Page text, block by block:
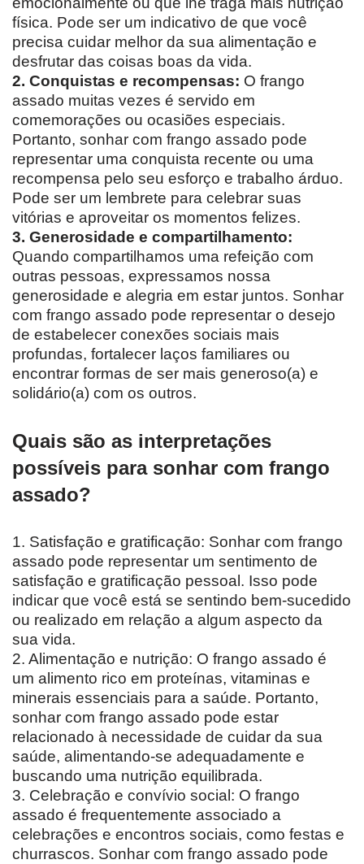
física. Pode ser um indicativo de que você
precisa cuidar melhor da sua alimentação e
desfrutar das coisas boas da vida.
2. Conquistas e recompensas: O frango
assado muitas vezes é servido em
comemorações ou ocasiões especiais.
Portanto, sonhar com frango assado pode
representar uma conquista recente ou uma
recompensa pelo seu esforço e trabalho árduo.
Pode ser um lembrete para celebrar suas
vitórias e aproveitar os momentos felizes.
3. Generosidade e compartilhamento:
Quando compartilhamos uma refeição com
outras pessoas, expressamos nossa
generosidade e alegria em estar juntos. Sonhar
com frango assado pode representar o desejo
de estabelecer conexões sociais mais
profundas, fortalecer laços familiares ou
encontrar formas de ser mais generoso(a) e
solidário(a) com os outros.
Quais são as interpretações
possíveis para sonhar com frango
assado?
1. Satisfação e gratificação: Sonhar com frango
assado pode representar um sentimento de
satisfação e gratificação pessoal. Isso pode
indicar que você está se sentindo bem-sucedido
ou realizado em relação a algum aspecto da
sua vida.
2. Alimentação e nutrição: O frango assado é
um alimento rico em proteínas, vitaminas e
minerais essenciais para a saúde. Portanto,
sonhar com frango assado pode estar
relacionado à necessidade de cuidar da sua
saúde, alimentando-se adequadamente e
buscando uma nutrição equilibrada.
3. Celebração e convívio social: O frango
assado é frequentemente associado a
celebrações e encontros sociais, como festas e
churrascos. Sonhar com frango assado pode